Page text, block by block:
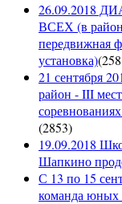
26.09.2018
ВСЕХ (в
передвижная
установка)(
21 сентября
район - III
(2853)
19.09.2018
Шапкино
С 13 по 15
команда юных